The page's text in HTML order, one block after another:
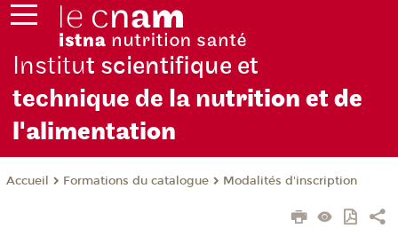
Institut scientifique et
technique de la nutrition et de
l'alimentation
Accueil Formations du catalogue Modalités d'inscription